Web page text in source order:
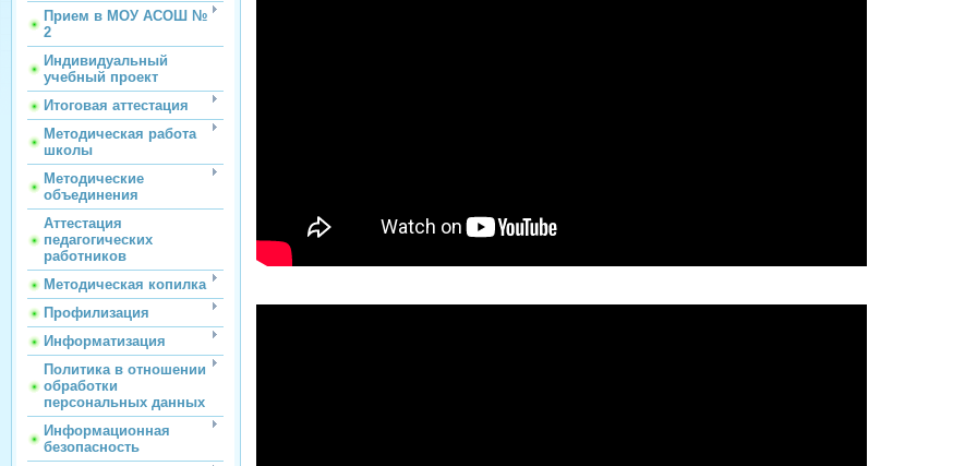
Прием в МОУ АСОШ №
2
Индивидуальный
учебный проект
Итоговая аттестация
Методическая работа
школы
Методические
объединения
Аттестация
педагогических
работников
Методическая копилка
Профилизация
Информатизация
Политика в отношении
обработки
персональных данных
Информационная
безопасность